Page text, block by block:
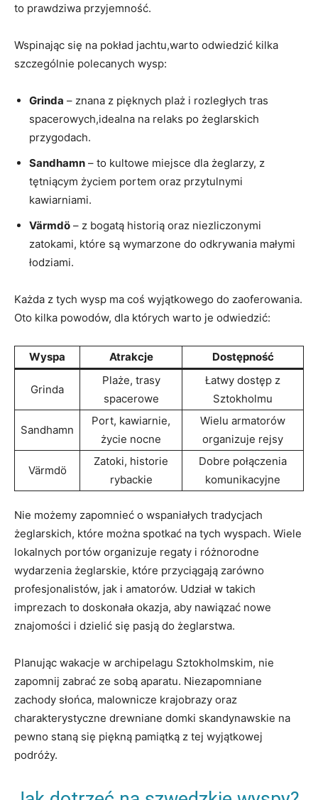
to prawdziwa przyjemność.
Wspinając się na pokład jachtu,warto odwiedzić kilka
szczególnie polecanych wysp:
Grinda – znana z pięknych plaż i rozległych tras
spacerowych,idealna na relaks po żeglarskich
przygodach.
Sandhamn – to kultowe miejsce dla żeglarzy, z
tętniącym życiem portem oraz przytulnymi
kawiarniami.
Värmdö – z bogatą historią oraz niezliczonymi
zatokami, które są wymarzone do odkrywania małymi
łodziami.
Każda z tych wysp ma coś wyjątkowego do zaoferowania.
Oto kilka powodów, dla których warto je odwiedzić:
Wyspa Atrakcje Dostępność
Grinda
Plaże, trasy
spacerowe
Łatwy dostęp z
Sztokholmu
Sandhamn
Port, kawiarnie,
życie nocne
Wielu armatorów
organizuje rejsy
Värmdö
Zatoki, historie
rybackie
Dobre połączenia
komunikacyjne
Nie możemy zapomnieć o wspaniałych tradycjach
żeglarskich, które można spotkać na tych wyspach. Wiele
lokalnych portów organizuje regaty i różnorodne
wydarzenia żeglarskie, które przyciągają zarówno
profesjonalistów, jak i amatorów. Udział w takich
imprezach to doskonała okazja, aby nawiązać nowe
znajomości i dzielić się pasją do żeglarstwa.
Planując wakacje w archipelagu Sztokholmskim, nie
zapomnij zabrać ze sobą aparatu. Niezapomniane
zachody słońca, malownicze krajobrazy oraz
charakterystyczne drewniane domki skandynawskie na
pewno staną się piękną pamiątką z tej wyjątkowej
podróży.